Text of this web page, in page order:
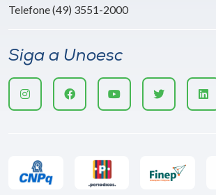
Telefone (49) 3551-2000
Siga a Unoesc